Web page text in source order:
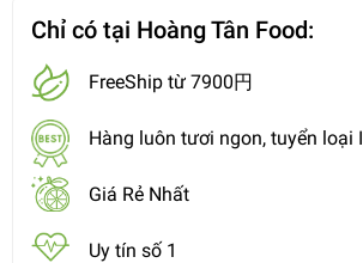
Chỉ có tại Hoàng Tân Food:
FreeShip từ 7900円
Hàng luôn tươi ngon, tuyển loại I
Giá Rẻ Nhất
Uy tín số 1